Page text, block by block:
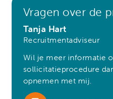
Vragen over de
Tanja Hart
Recruitmentadviseur
Wil je meer informatie
sollicitatieprocedure
opnemen met mij.